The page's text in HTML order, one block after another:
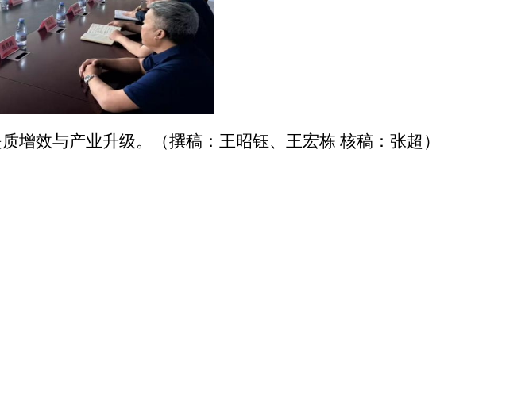
增效与产业升级。（撰稿：王昭钰、 王宏栋 核稿：张超）